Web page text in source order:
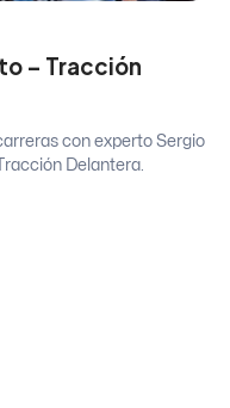
– Tracción
con experto Sergio
Delantera.